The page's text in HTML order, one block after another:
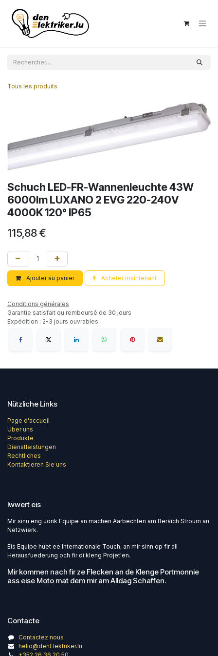
Tous les produits
Schuch LED-FR-Wannenleuchte 43W
6000lm LUXANO 2 EVG 220-240V
4000K 120° IP65
115,88€
Ajouter au panier Acheter maintenant
Conditions générales
Garantie satisfait ou remboursé de 30 jours
Expédition : 2-3 jours ouvrables
Nützliche Links
Page d'accueil
Über uns
Produkte
Dienstleistungen
Rechtliches
Kontaktieren Sie uns
Iwwert eis
Mir sinn eng Jonk Equipe an machen Aarbechten am Beräich Stroum an
Netzwierk.
Eis Equipe huet ee Internationale Touch, an mir sinn op fir all
Herausfuederung och fir di kleng Projet'en.
Mir kommen nach fir ze Flecken an de Klenge Portmonnie
ass eise Moto mat dem mir am Alldag Schaffen.
Contacte
Contactez nous
hello@denElektriker.lu